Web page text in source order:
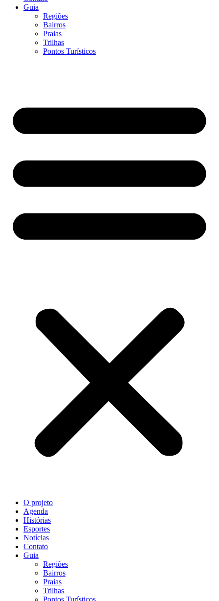
Guia
Regiões
Bairros
Praias
Trilhas
Pontos Turísticos
O projeto
Agenda
Histórias
Esportes
Notícias
Contato
Guia
Regiões
Bairros
Praias
Trilhas
Pontos Turísticos